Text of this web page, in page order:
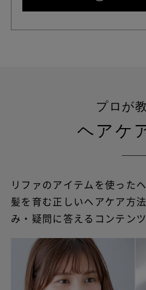
プロが
ヘアケ
リファのアイテムを使った
髪を育む正しいヘアケア方
み・疑問に答えるコンテン